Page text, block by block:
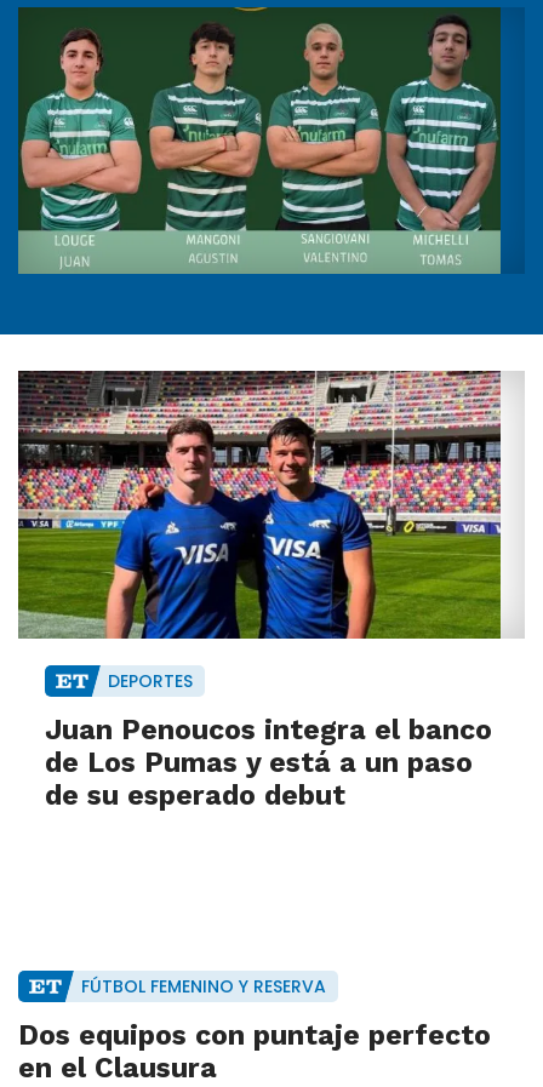
DEPORTES
Juan Penoucos integra el banco
de Los Pumas y está a un paso
de su esperado debut
FÚTBOL FEMENINO Y RESERVA
Dos equipos con puntaje perfecto
en el Clausura